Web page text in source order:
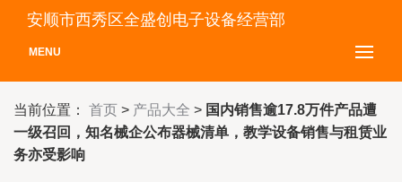
安顺市西秀区全盛创电子设备经营部
MENU
当前位置： 首页 > 产品大全 > 国内销售逾17.8万件产品遭
一级召回，知名械企公布器械清单，教学设备销售与租赁业
务亦受影响